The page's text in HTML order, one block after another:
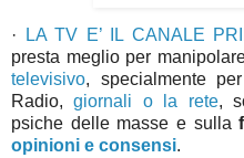
· LA TV E’ IL CANALE
presta meglio per
televisivo, specialmente
Radio,giornali o la rete,
psiche delle masse e sulla
opinioni e consensi.